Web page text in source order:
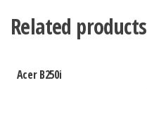
Related products
Acer B250i